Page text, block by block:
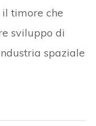
il timore che
sviluppo di
spaziale